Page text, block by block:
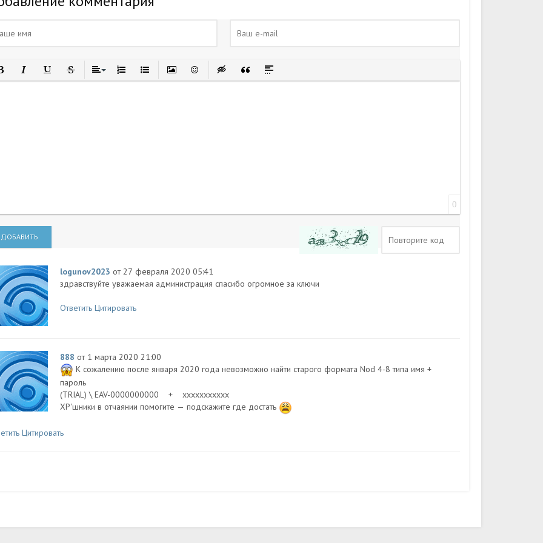
КурсивПодчеркнутый
ЗачеркнутыйВыравнивание
Нумерованный список
Маркированный список
Вставить изображение
Вставить смайлик
Вставка скрытого текста
Вставка цитаты
Вставка спойлера
0
ДОБАВИТЬ
logunov2023 от 27 февраля 2020 05:41
здравствуйте уважаемая администрация спасибо огромное за ключи
Ответить Цитировать
888 от 1 марта 2020 21:00
К сожалению после января 2020 года невозможно найти старого формата Nod 4-8 типа имя +
пароль
(TRIAL) \ EAV-0000000000 + xxxxxxxxxxx
XP'шники в отчаянии помогите — подскажите где достать
Цитировать